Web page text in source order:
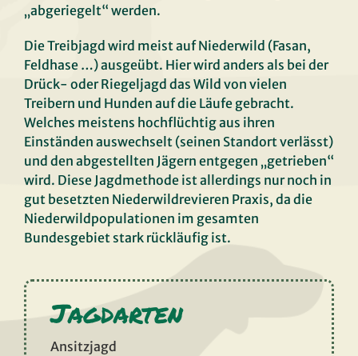
„abgeriegelt“ werden.
Die Treibjagd wird meist auf Niederwild (Fasan,
Feldhase …) ausgeübt. Hier wird anders als bei der
Drück- oder Riegeljagd das Wild von vielen
Treibern und Hunden auf die Läufe gebracht.
Welches meistens hochflüchtig aus ihren
Einständen auswechselt (seinen Standort verlässt)
und den abgestellten Jägern entgegen „getrieben“
wird. Diese Jagdmethode ist allerdings nur noch in
gut besetzten Niederwildrevieren Praxis, da die
Niederwildpopulationen im gesamten
Bundesgebiet stark rückläufig ist.
Jagdarten
Ansitzjagd